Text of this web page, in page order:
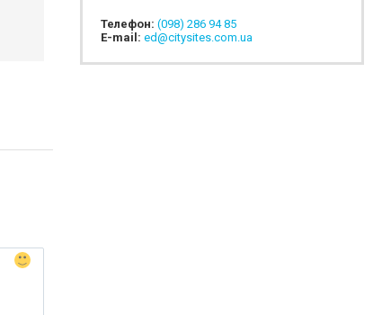
Телефон: (098) 286 94 85
E-mail: ed@citysites.com.ua